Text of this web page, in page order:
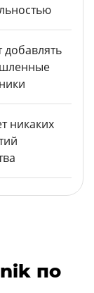
добавлять
никаких
по